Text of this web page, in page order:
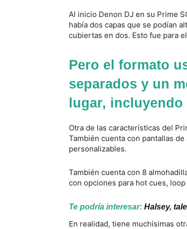
Al inicio Denon DJ en su Prime
había dos capas que se podían
cubiertas en dos. Esto fue para el
Pero el formato
separados y un
lugar,
Otra de las características del
También cuenta con pantallas
personalizables.
También cuenta con 8
con opciones para hot cues,
Te podría interesar: Halsey,
En realidad, tiene muchísimas